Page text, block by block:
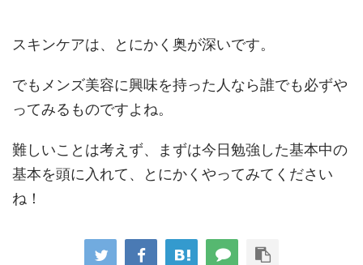
スキンケアは、とにかく奥が深いです。
でもメンズ美容に興味を持った人なら誰でも必ずや
ってみるものですよね。
難しいことは考えず、まずは今日勉強した基本中の
基本を頭に入れて、とにかくやってみてください
ね！